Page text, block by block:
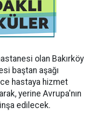
olan Bakırköy
baştan aşağı
hastaya hizmet
yerine Avrupa'nın
edilecek.